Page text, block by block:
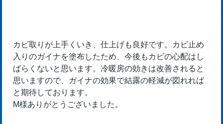
カビ取りが上手くいき、仕上げも良好です。カビ止め
入りのガイナを塗布したため、今後もカビの心配はし
ばらくないと思います。冷暖房の効きは改善されると
思いますので、ガイナの効果で結露の軽減が図れれば
と期待しております。
M様ありがとうございました。